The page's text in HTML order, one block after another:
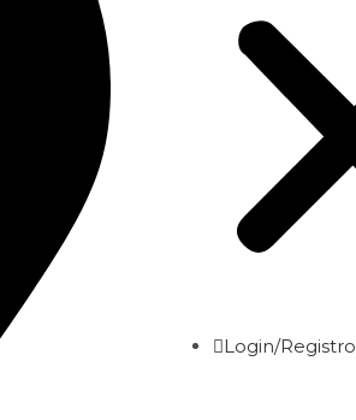
Login/Registro